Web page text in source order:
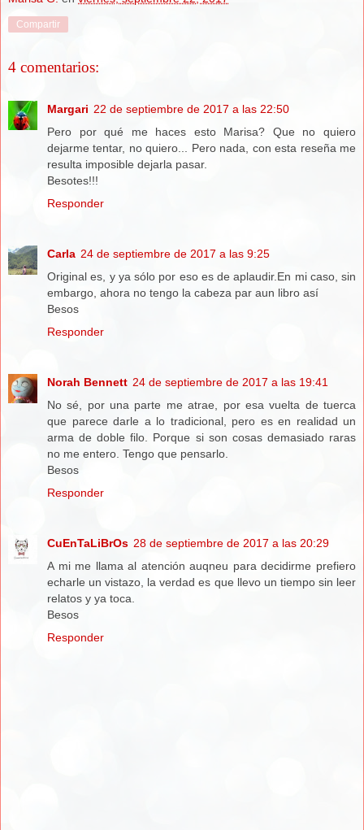
Compartir
4 comentarios:
Margari 22 de septiembre de 2017 a las 22:50
Pero por qué me haces esto Marisa? Que no quiero
dejarme tentar, no quiero... Pero nada, con esta reseña me
resulta imposible dejarla pasar.
Besotes!!!
Responder
Carla 24 de septiembre de 2017 a las 9:25
Original es, y ya sólo por eso es de aplaudir.En mi caso, sin
embargo, ahora no tengo la cabeza par aun libro así
Besos
Responder
Norah Bennett 24 de septiembre de 2017 a las 19:41
No sé, por una parte me atrae, por esa vuelta de tuerca
que parece darle a lo tradicional, pero es en realidad un
arma de doble filo. Porque si son cosas demasiado raras
no me entero. Tengo que pensarlo.
Besos
Responder
CuEnTaLiBrOs 28 de septiembre de 2017 a las 20:29
A mi me llama al atención auqneu para decidirme prefiero
echarle un vistazo, la verdad es que llevo un tiempo sin leer
relatos y ya toca.
Besos
Responder